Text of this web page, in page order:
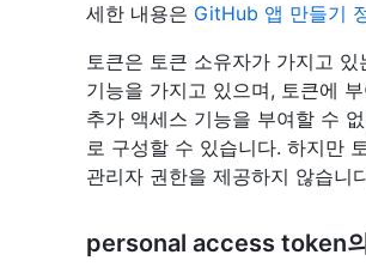
세한 내용은 GitHub 앱 만들기
토큰은 토큰 소유자가 가지고
기능을 가지고 있으며, 토큰에
추가 액세스 기능을 부여할 수
로 구성할 수 있습니다. 하지만
관리자 권한을 제공하지 않습니
personal access token